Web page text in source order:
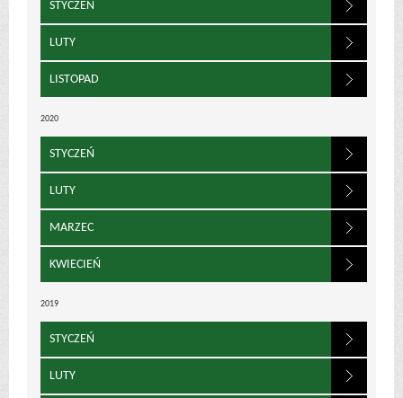
STYCZEŃ
LUTY
LISTOPAD
2020
STYCZEŃ
LUTY
MARZEC
KWIECIEŃ
2019
STYCZEŃ
LUTY